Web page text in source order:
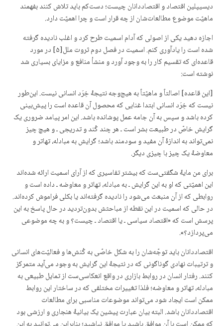
دیسیپلین اقتصاد و اقتصاددانان چیست؛ دست‌کم باید تلاش کنند بفهمند
ماهیّت موضوع مطالعات‌شان از چه قرار است و چرا اهمیّت دارد.
اجازه دهید یکی از اصولی که آدام اسمیت طرح کرد و اغلب نادیده گرفته
شده است را یادآوری کنم. اسمیت در فصل دوم ثروت ملل[۵] در مورد
قاعده‌ای که تقسیم کار را به وجود آورد و منشأ منافع و مزایای بسیاری شد
نوشته است:
[این قاعده] اصالتاً و ماهیّتاً به هیج‌وجه نتیجۀ خِرَد انسانی نیست. این‌طور
نیست که خِرَد انسانی ابتدا غنایی که محصول آن قاعده است را پیش‌بینی
کرده باشد و سپس به آن جامه عمل پوشانده باشد. این امر پیامد ضروری یک
گرایش خاصّ در طبیعت بشر است ـ هر چند کُند و تدریجی ـ و هیچ چیز
نمی‌تواند به اندازۀ آن مفید و سودمند باشد؛ گرایش به مبادله، تهاتر و
معاوضۀ یک چیز با چیزی دیگر.
برای من مایۀ شگفتی‌ست که بیشتر تفاسیری که از آرای اسمیت ارائه شده‌اند
این اهمیّتی که او به این گرایش ـ به مبادله، تهاتر و معاوضه ـ داده است و
روابطی که از آن منبعث می‌شود را نادیده گرفته‌اند یا بکلی فراموش کرده‌اند.
در حالی که اسمیت در این نقطه از مباحثش بدون‌تردید در حال پاسخ به این
پرسش است که «اقتصاد سیاسی ـ یا اقتصاد ـ چیست؟ و به چه موضوعی
می‌پردازد؟».
اقتصاددانان باید توجّه‌شان را به شکل خاصّی به کُنش‌ها و فعالیّت‌های انسانی
و ترتیبات نهادی گوناگونی که در نتیجۀ این گرایش به وجود می‌آید متمرکز
کنند. رفتار انسان در روابط بازاری در واقع انعکاسی‌ست از تمایل طبیعی به
مبادله، تهاتر و معاوضه؛ فلذا تغییرات مختلفی که در ساختار این روابط
ممکن است ایجاد شود می‌تواند موضوعات مناسبی برای مطالعات
اقتصاددانان باشد. البته بیان عبارت پیشین یک بیانیۀ هنجاری و ارزشی بود